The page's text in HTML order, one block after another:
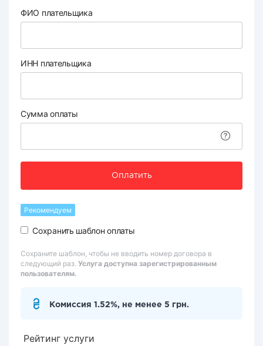
ФИО плательщика
ИНН плательщика
Сумма оплаты
Оплатить
Рекомендуем
Сохранить шаблон оплаты
Сохраните шаблон, чтобы не вводить номер договора в
следующий раз. Услуга доступна зарегистрированным
пользователям.
Комиссия 1.52%, не менее 5 грн.
Рейтинг услуги